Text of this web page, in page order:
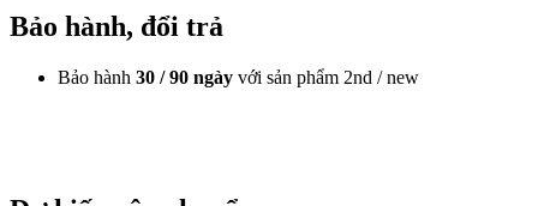
Bảo hành, đổi trả
Bảo hành 30 / 90 ngày với sản phẩm 2nd / new